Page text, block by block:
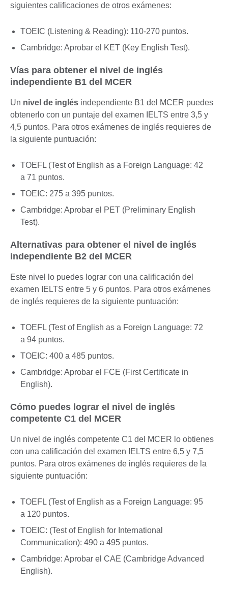
siguientes calificaciones de otros exámenes:
TOEIC (Listening & Reading): 110-270 puntos.
Cambridge: Aprobar el KET (Key English Test).
Vías para obtener el nivel de inglés
independiente B1 del MCER
Un nivel de inglés independiente B1 del MCER puedes
obtenerlo con un puntaje del examen IELTS entre 3,5 y
4,5 puntos. Para otros exámenes de inglés requieres de
la siguiente puntuación:
TOEFL (Test of English as a Foreign Language: 42
a 71 puntos.
TOEIC: 275 a 395 puntos.
Cambridge: Aprobar el PET (Preliminary English
Test).
Alternativas para obtener el nivel de inglés
independiente B2 del MCER
Este nivel lo puedes lograr con una calificación del
examen IELTS entre 5 y 6 puntos. Para otros exámenes
de inglés requieres de la siguiente puntuación:
TOEFL (Test of English as a Foreign Language: 72
a 94 puntos.
TOEIC: 400 a 485 puntos.
Cambridge: Aprobar el FCE (First Certificate in
English).
Cómo puedes lograr el nivel de inglés
competente C1 del MCER
Un nivel de inglés competente C1 del MCER lo obtienes
con una calificación del examen IELTS entre 6,5 y 7,5
puntos. Para otros exámenes de inglés requieres de la
siguiente puntuación:
TOEFL (Test of English as a Foreign Language: 95
a 120 puntos.
TOEIC: (Test of English for International
Communication): 490 a 495 puntos.
Cambridge: Aprobar el CAE (Cambridge Advanced
English).